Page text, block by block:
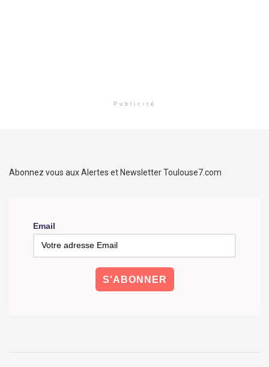
Publicité
Abonnez vous aux Alertes et Newsletter Toulouse7.com
Email